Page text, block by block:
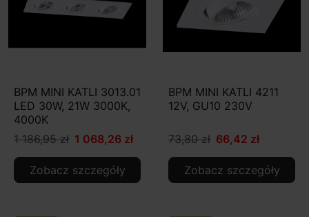
BPM MINI KATLI 3013.01
LED 30W, 21W 3000K,
4000K
1 186,95 zł 1 068,26 zł
Zobacz szczegóły
BPM MINI KATLI 4211
12V, GU10 230V
73,80 zł 66,42 zł
Zobacz szczegóły